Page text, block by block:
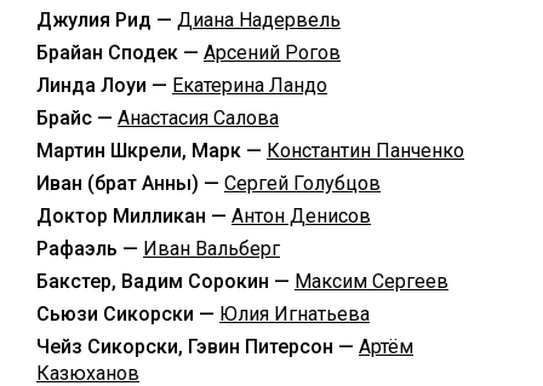
Джулия Рид — Диана Надервель
Брайан Сподек — Арсений Рогов
Линда Лоуи — Екатерина Ландо
Брайс — Анастасия Салова
Мартин Шкрели, Марк — Константин Панченко
Иван (брат Анны) — Сергей Голубцов
Доктор Милликан — Антон Денисов
Рафаэль — Иван Вальберг
Бакстер, Вадим Сорокин — Максим Сергеев
Сьюзи Сикорски — Юлия Игнатьева
Чейз Сикорски, Гэвин Питерсон — Артём
Казюханов